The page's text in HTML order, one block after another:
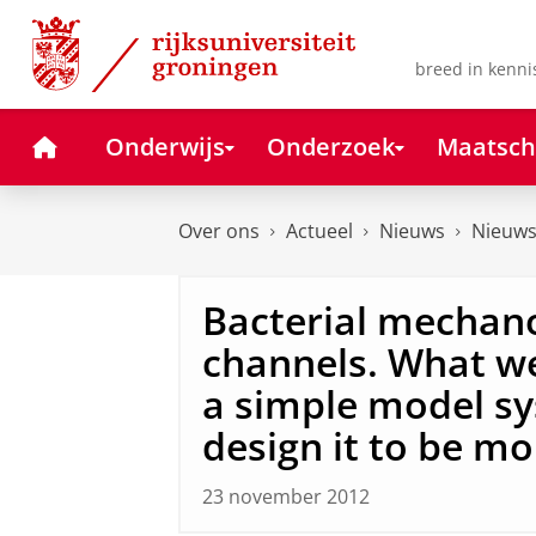
Skip
Content
Skip
Navigation
breed in
HomeOnderwijs Onderzoek
Over ons Actueel Nieuws
Bacterial
channels. What
a simple model
design it to be
23 november 2012